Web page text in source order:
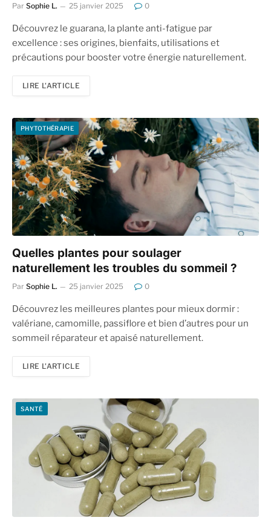
Par Sophie L. 25 janvier 2025 0
Découvrez le guarana, la plante anti-fatigue par
excellence : ses origines, bienfaits, utilisations et
précautions pour booster votre énergie naturellement.
LIRE L'ARTICLE
PHYTOTHÉRAPIE
Quelles plantes pour soulager
naturellement les troubles du sommeil ?
Par Sophie L. 25 janvier 2025 0
Découvrez les meilleures plantes pour mieux dormir :
valériane, camomille, passiflore et bien d’autres pour un
sommeil réparateur et apaisé naturellement.
LIRE L'ARTICLE
SANTÉ